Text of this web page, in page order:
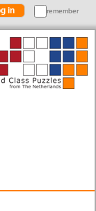
remember